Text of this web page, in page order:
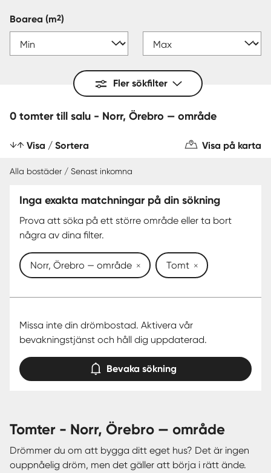
Boarea (m2)
Fler sökfilter
0 tomter till salu - Norr, Örebro — område
Visa / Sortera Visa på karta
Alla bostäder / Senast inkomna
Inga exakta matchningar på din sökning
Prova att söka på ett större område eller ta bort
några av dina filter.
Norr, Örebro — område Tomt
Missa inte din drömbostad. Aktivera vår
bevakningstjänst och håll dig uppdaterad.
Bevaka sökning
tomter - Norr, Örebro — område
Drömmer du om att bygga ditt eget hus? Det är ingen
ouppnåelig dröm, men det gäller att börja i rätt ände.